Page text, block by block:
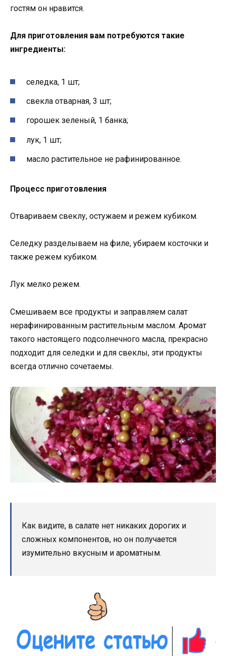
гостям он нравится.
Для приготовления вам потребуются такие
ингредиенты:
селедка, 1 шт;
свекла отварная, 3 шт;
горошек зеленый, 1 банка;
лук, 1 шт;
масло растительное не рафинированное.
Процесс приготовления
Отвариваем свеклу, остужаем и режем кубиком.
Селедку разделываем на филе, убираем косточки и
также режем кубиком.
Лук мелко режем.
Смешиваем все продукты и заправляем салат
нерафинированным растительным маслом. Аромат
такого настоящего подсолнечного масла, прекрасно
подходит для селедки и для свеклы, эти продукты
всегда отлично сочетаемы.
Как видите, в салате нет никаких дорогих и
сложных компонентов, но он получается
изумительно вкусным и ароматным.